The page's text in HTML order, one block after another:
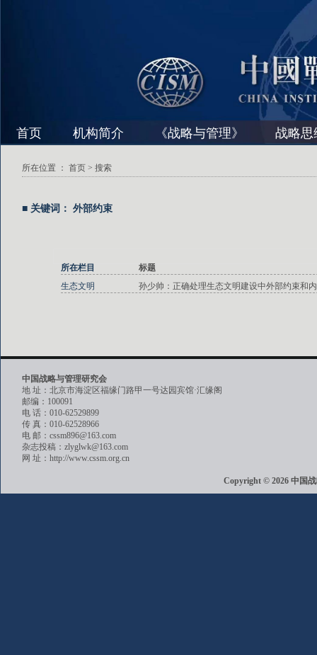
首页 机构简介 《战略与管理》 战略思
所在位置 ： 首页 > 搜索
■ 关键词： 外部约束
所在栏目
标题
生态文明
孙少帅：正确处理生态文明建设中外部约束和
中国战略与管理研究会
地 址：北京市海淀区福缘门路甲一号达园宾馆·汇缘阁
邮编：100091
电 话：010-62529899
传 真：010-62528966
电 邮：cssm896@163.com
杂志投稿：zlyglwk@163.com
网 址：http://www.cssm.org.cn
Copyright © 2026 中国